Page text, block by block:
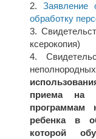
обработку
ксерокопия)
приема на
программам
ребенка в
которой